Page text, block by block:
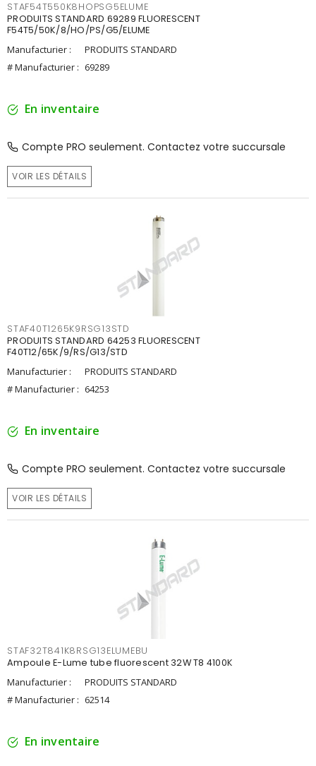
STAF54T550K8HOPSG5ELUME
PRODUITS STANDARD 69289 FLUORESCENT
F54T5/50K/8/HO/PS/G5/ELUME
Manufacturier :
PRODUITS STANDARD
# Manufacturier : 69289
En inventaire
Compte PRO seulement. Contactez votre succursale
VOIR LES DÉTAILS
STAF40T1265K9RSG13STD
PRODUITS STANDARD 64253 FLUORESCENT
F40T12/65K/9/RS/G13/STD
Manufacturier :
PRODUITS STANDARD
# Manufacturier : 64253
En inventaire
Compte PRO seulement. Contactez votre succursale
VOIR LES DÉTAILS
STAF32T841K8RSG13ELUMEBU
Ampoule E-Lume tube fluorescent 32W T8 4100K
Manufacturier :
PRODUITS STANDARD
# Manufacturier : 62514
En inventaire